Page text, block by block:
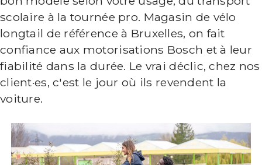
scolaire à la tournée pro. Magasin de vélo
longtail de référence à Bruxelles, on fait
confiance aux motorisations Bosch et à leur
fiabilité dans la durée. Le vrai déclic, chez nos
client·es, c'est le jour où ils revendent la
voiture.